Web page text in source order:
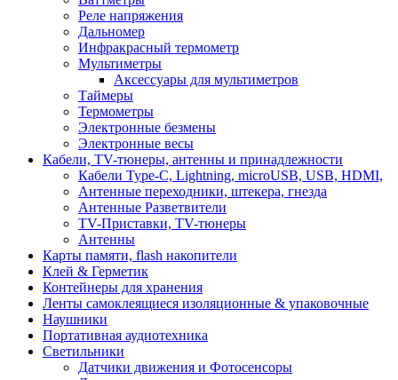
Реле напряжения
Дальномер
Инфракрасный термометр
Мультиметры
Аксессуары для мультиметров
Таймеры
Термометры
Электронные безмены
Электронные весы
Кабели, TV-тюнеры, антенны и принадлежности
Кабели Type-C, Lightning, microUSB, USB, HDMI,
Антенные переходники, штекера, гнезда
Антенные Разветвители
TV-Приставки, TV-тюнеры
Антенны
Карты памяти, flash накопители
Клей & Герметик
Контейнеры для хранения
Ленты самоклеящиеся изоляционные & упаковочные
Наушники
Портативная аудиотехника
Светильники
Датчики движения и Фотосенсоры